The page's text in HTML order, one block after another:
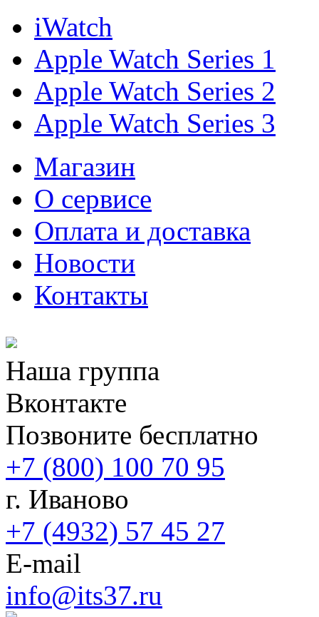
iWatch
Apple Watch Series 1
Apple Watch Series 2
Apple Watch Series 3
Магазин
О cервисе
Оплата и доставка
Новости
Контакты
Наша группа
Вконтакте
Позвоните бесплатно
+7 (800) 100 70 95
г. Иваново
+7 (4932) 57 45 27
E-mail
info@its37.ru